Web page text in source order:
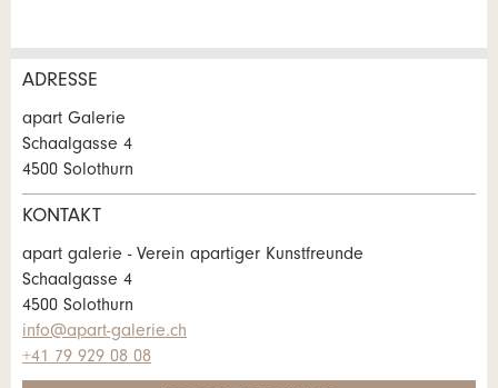
Anzeige beanstanden
Ihr Feedback wird sehr geschätzt!
Allgemeines Feedback
Anzeige nicht mehr gültig
Anzeige unvollständig
Anzeige weiterempfehlen
Empfehlen Sie diese Anzeige an Freunde weiter.
ADRESSE
apart Galerie
Schaalgasse 4
4500 Solothurn
KONTAKT
apart galerie - Verein apartiger Kunstfreunde
Schaalgasse 4
4500 Solothurn
info@apart-galerie.ch
+41 79 929 08 08